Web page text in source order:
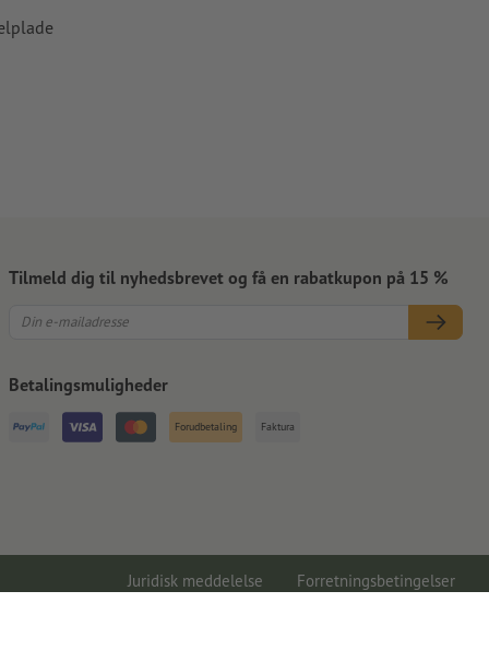
Tilmeld dig til nyhedsbrevet og få en rabatkupon på 15 %
Betalingsmuligheder
Forudbetaling Faktura
Juridisk meddelelse
Forretningsbetingelser